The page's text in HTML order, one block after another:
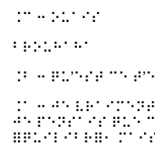
⠨⠉ ⠒ ⠕⠥⠁⠊⠎
⠃⠗⠕⠥⠓⠁⠓⠁
⠨⠃ ⠒ ⠟⠥’⠑⠎⠞ ⠉⠑
⠨⠁ ⠒ ⠚⠑
⠚⠑ ⠏⠑⠝⠎⠁⠊⠎ ⠟⠥⠑
⠿⠟⠥⠊⠇⠊⠃⠗⠿⠂